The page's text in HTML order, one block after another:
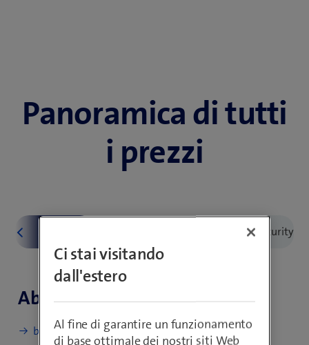
Panoramica di tutti
i prezzi
Abbonamenti blue Mobile
blue Mobile S
Ci stai visitando
dall'estero
Al fine di garantire un funzionamento
di base ottimale dei nostri siti Web